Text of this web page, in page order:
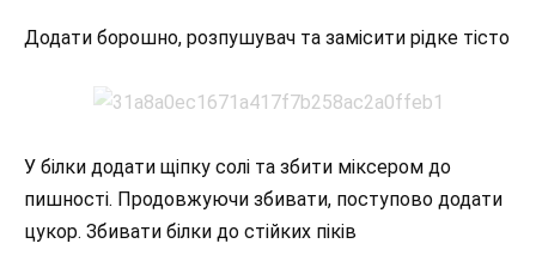
Додати борошно, розпушувач та замісити рідке тісто
У білки додати щіпку солі та збити міксером до
пишності. Продовжуючи збивати, поступово додати
цукор. Збивати білки до стійких піків